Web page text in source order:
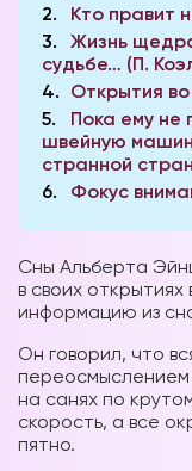
2
Кто правит
3
Жизнь
судьбе… (П.
4
Открытия
5
Пока ему не
швейную
странной
6
Фокус
Сны Альберта
в своих
информацию из
Он говорил, что
переосмыслением
на санях по
скорость, а все
пятно.